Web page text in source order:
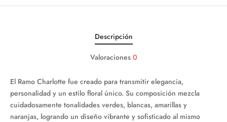
Descripción
Valoraciones 0
El Ramo Charlotte fue creado para transmitir elegancia,
personalidad y un estilo floral único. Su composición mezcla
cuidadosamente tonalidades verdes, blancas, amarillas y
naranjas, logrando un diseño vibrante y sofisticado al mismo